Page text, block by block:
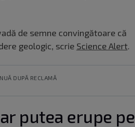
de semne convingătoare că
geologic, scrie Science Alert.
DUPĂ RECLAMĂ
putea erupe pe